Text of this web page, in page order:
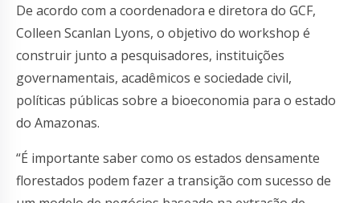
De acordo com a coordenadora e diretora do GCF,
Colleen Scanlan Lyons, o objetivo do workshop é
construir junto a pesquisadores, instituições
governamentais, acadêmicos e sociedade civil,
políticas públicas sobre a bioeconomia para o estado
do Amazonas.
“É importante saber como os estados densamente
florestados podem fazer a transição com sucesso de